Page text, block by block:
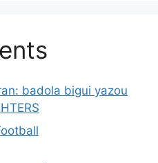
badola bigui yazou